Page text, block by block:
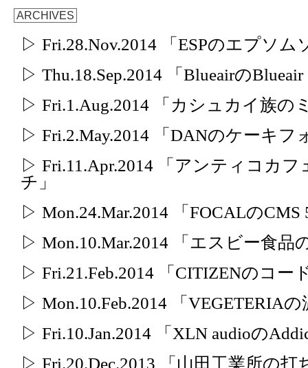
ARCHIVES
▷ Fri.28.Nov.2014 「ESPのエプソム
▷ Thu.18.Sep.2014 「BlueairのBlueair
▷ Fri.1.Aug.2014 「カシュカイ族の
▷ Fri.2.May.2014 「DANのケーキフ
▷ Fri.11.Apr.2014 「アンティコカ
チ」
▷ Mon.24.Mar.2014 「FOCALのCMS
▷ Mon.10.Mar.2014 「エスビー食品
▷ Fri.21.Feb.2014 「CITIZENのコー
▷ Mon.10.Feb.2014 「VEGETERIA
▷ Fri.10.Jan.2014 「XLN audioの
▷ Fri.20.Dec.2013 「山田工業所の打